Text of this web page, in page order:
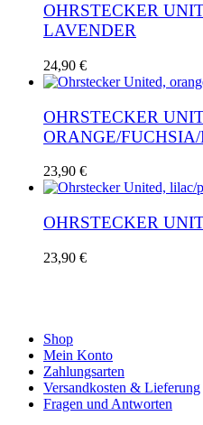
OHRSTECKER
LAVENDER
24,90 €
OHRSTECKER
ORANGE/
23,90 €
OHRSTECKER
23,90 €
Shop
Mein Konto
Zahlungsarten
Versandkosten & Lieferung
Fragen und Antworten